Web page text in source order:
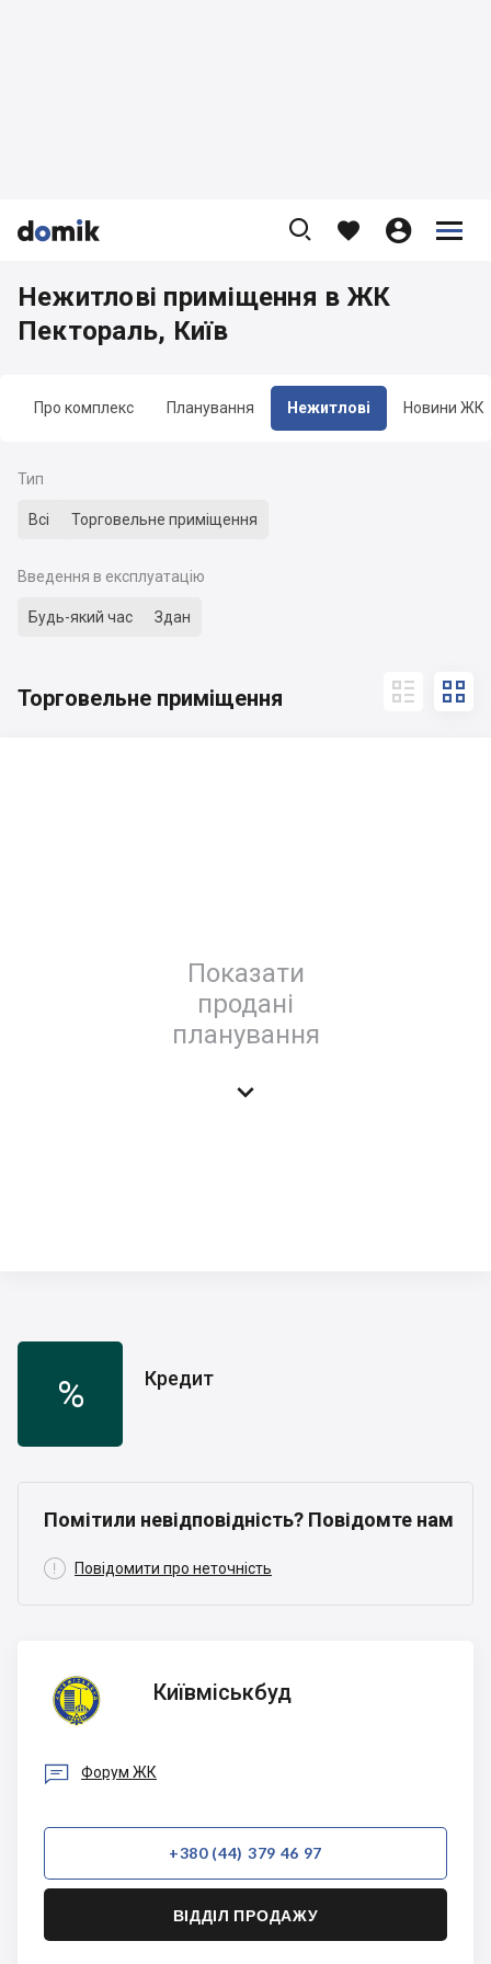


    


Про комплекс Планування Нежитлові Новини ЖК
Нежитлові приміщення в ЖК
Пектораль, Київ
Тип
Всі Торговельне приміщення
Введення в експлуатацію
Будь-який час Здан
Торговельне приміщення  
Показати
продані
планування

% Кредит
Помітили невідповідність? Повідомте нам
 Повідомити про неточність
Київміськбуд
Київміськбуд
 Форум ЖК
+380 (44) 379 46 97
ВІДДІЛ ПРОДАЖУ